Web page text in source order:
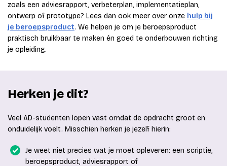
zoals een adviesrapport, verbeterplan, implementatieplan,
ontwerp of prototype? Lees dan ook meer over onze hulp bij
je beroepsproduct. We helpen je om je beroepsproduct
praktisch bruikbaar te maken én goed te onderbouwen richting
je opleiding.
Herken je dit?
Veel AD-studenten lopen vast omdat de opdracht groot en
onduidelijk voelt. Misschien herken je jezelf hierin:
Je weet niet precies wat je moet opleveren: een scriptie,
beroepsproduct, adviesrapport of